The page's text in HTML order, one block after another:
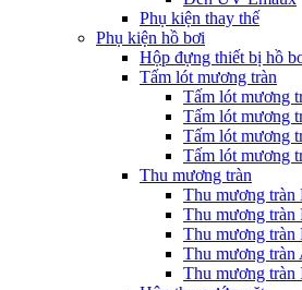
Phụ kiện thay thế
Phụ kiện hồ bơi
Hộp đựng thiết bị hồ
Tấm lót mương tràn
Tấm lót mương
Tấm lót mương
Tấm lót mương
Tấm lót mương
Thu mương tràn
Thu mương tràn
Thu mương tràn
Thu mương tràn
Thu mương tràn
Thu mương tràn